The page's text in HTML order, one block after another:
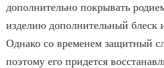
дополнительно покрывать
изделию дополнительный блеск
Однако со временем защитный
поэтому его придется